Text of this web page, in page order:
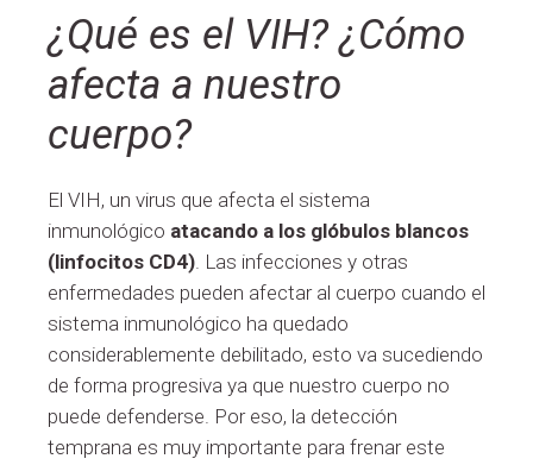
¿Qué es el VIH? ¿Cómo
afecta a nuestro
cuerpo?
El VIH, un virus que afecta el sistema
inmunológico atacando a los glóbulos blancos
(linfocitos CD4). Las infecciones y otras
enfermedades pueden afectar al cuerpo cuando el
sistema inmunológico ha quedado
considerablemente debilitado, esto va sucediendo
de forma progresiva ya que nuestro cuerpo no
puede defenderse. Por eso, la detección
temprana es muy importante para frenar este